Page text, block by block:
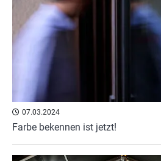
07.03.2024
Farbe bekennen ist jetzt!